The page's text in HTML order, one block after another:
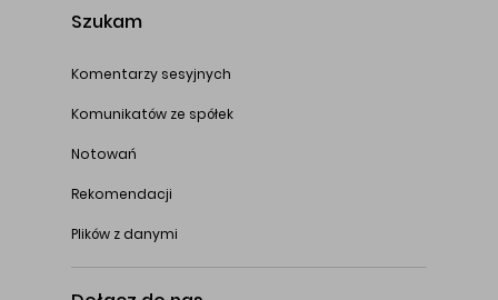
Szukam
Komentarzy sesyjnych
Komunikatów ze spółek
Notowań
Rekomendacji
Plików z danymi